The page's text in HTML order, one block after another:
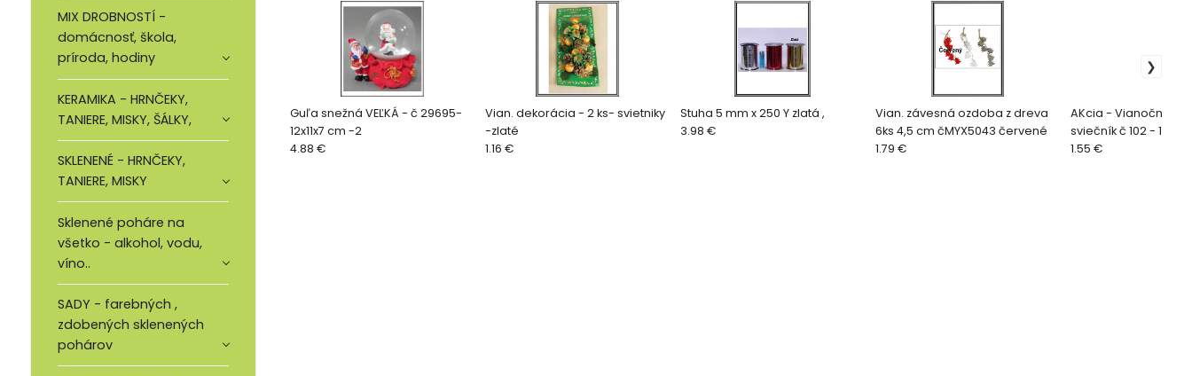
MIX DROBNOSTÍ -
domácnosť, škola,
príroda, hodiny
KERAMIKA - HRNČEKY,
TANIERE, MISKY, ŠÁLKY,
SKLENENÉ - HRNČEKY,
TANIERE, MISKY
Sklenené poháre na
všetko - alkohol, vodu,
víno..
SADY - farebných ,
zdobených sklenených
pohárov
Guľa snežná VEĽKÁ - č 29695-
12x11x7 cm -2
4.88 €
Vian. dekorácia - 2 ks- svietniky
-zlaté
1.16 €
Stuha 5 mm x 250 Y zlatá ,
3.98 €
Vian. závesná ozdoba z dreva
6ks 4,5 cm čMYX5043 červené
1.79 €
AKcia - Vianočný
sviečník č 102 - 14 cm
1.55 €